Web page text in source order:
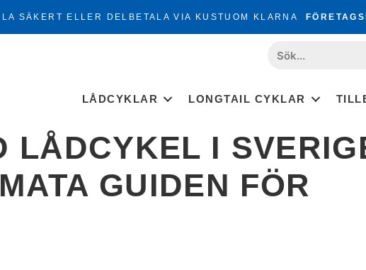
SÄKERT ELLER DELBETALA VIA KUSTUOM KLARNA
LÅDCYKLAR LONGTAIL CYKLAR
LÅDCYKEL I
GUIDEN FÖR